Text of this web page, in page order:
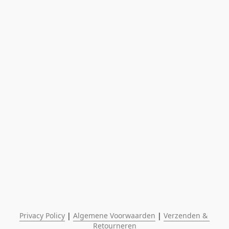
Privacy Policy | Algemene Voorwaarden | Verzenden &
Retourneren